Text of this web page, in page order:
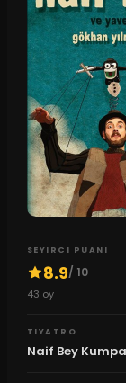
SEYIRCI PUANI
8.9/ 10
43 oy
TIYATRO
Naif Bey